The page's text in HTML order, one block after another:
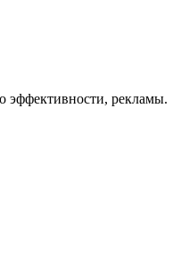
эффективности, рекламы.